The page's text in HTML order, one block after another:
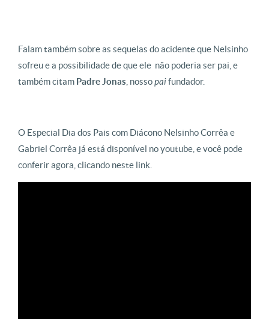
Falam também sobre as sequelas do acidente que Nelsinho
sofreu e a possibilidade de que ele não poderia ser pai, e
também citam Padre Jonas , nossopaifundador.
O Especial Dia dos Pais com Diácono Nelsinho Corrêa e
Gabriel Corrêa já está disponível no youtube, e você pode
conferir agora, clicando neste link.